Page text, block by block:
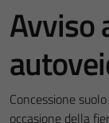
Avviso
Concessione
occasione della